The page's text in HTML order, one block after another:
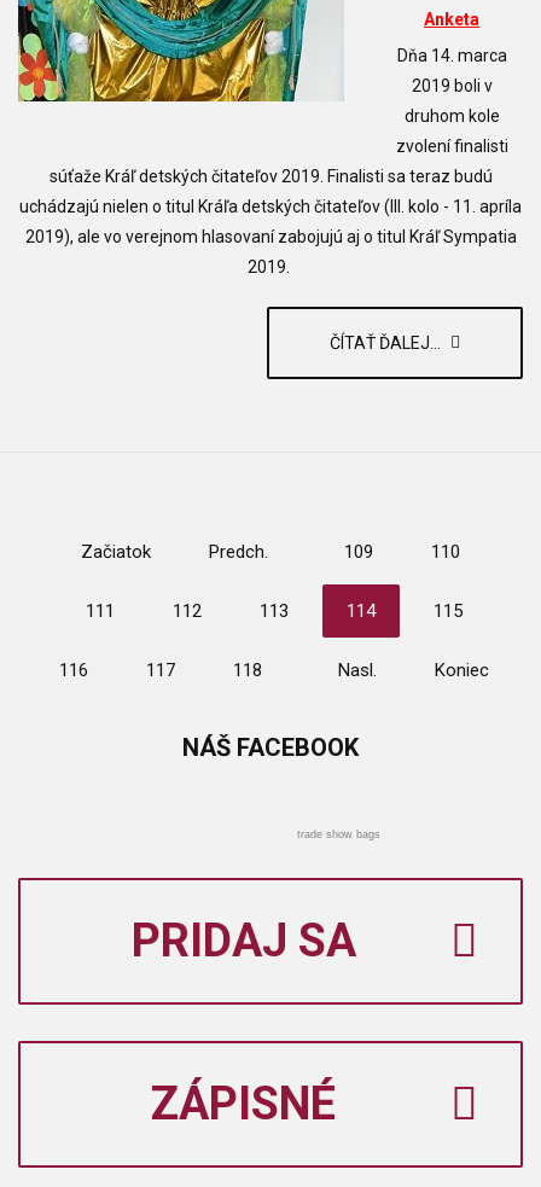
Anketa
Dňa 14. marca
2019 boli v
druhom kole
zvolení finalisti
súťaže Kráľ detských čitateľov 2019. Finalisti sa teraz budú
uchádzajú nielen o titul Kráľa detských čitateľov (III. kolo - 11. apríla
2019), ale vo verejnom hlasovaní zabojujú aj o titul Kráľ Sympatia
2019.
ČÍTAŤ ĎALEJ...
Začiatok Predch. 109 110
111 112 113 114 115
116 117 118 Nasl. Koniec
NÁŠ FACEBOOK
trade show bags
PRIDAJ SA
ZÁPISNÉ